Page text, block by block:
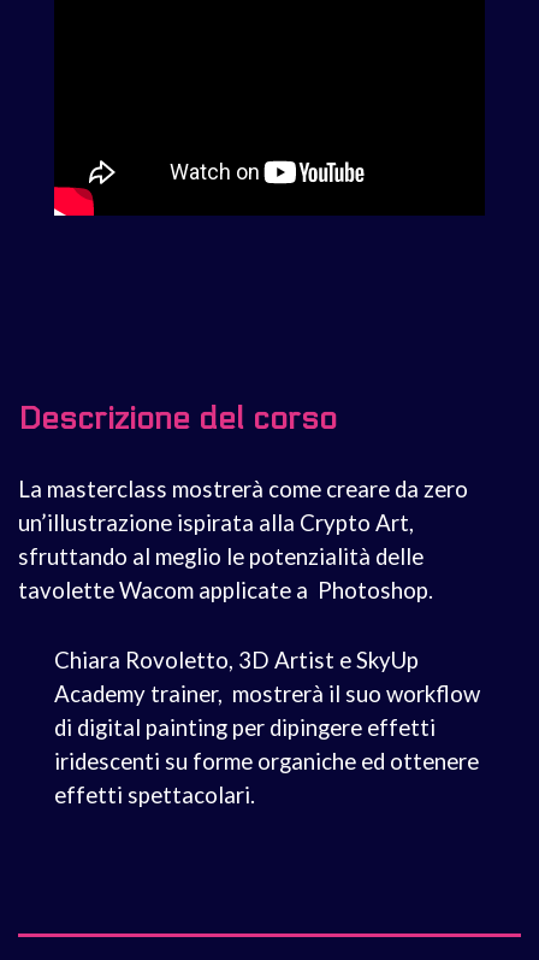
Descrizione del corso
La masterclass mostrerà come creare da zero
un’illustrazione ispirata alla Crypto Art,
sfruttando al meglio le potenzialità delle
tavolette Wacom applicate a Photoshop.
Chiara Rovoletto, 3D Artist e SkyUp
Academy trainer, mostrerà il suo workflow
di digital painting per dipingere effetti
iridescenti su forme organiche ed ottenere
effetti spettacolari.